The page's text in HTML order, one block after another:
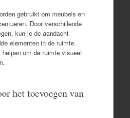
gebruikt om meubels en
Door verschillende
kun je de aandacht
elementen in de ruimte.
om de ruimte visueel
het toevoegen van